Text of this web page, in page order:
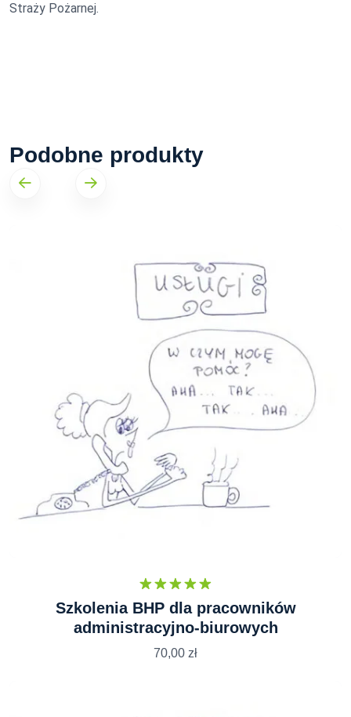
Straży Pożarnej.
Podobne produkty
Oceniono
5.00na 5
Szkolenia BHP dla pracowników
administracyjno-biurowych
70,00 zł